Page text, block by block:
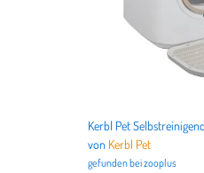
von Kerbl Pet
gefunden beizooplus